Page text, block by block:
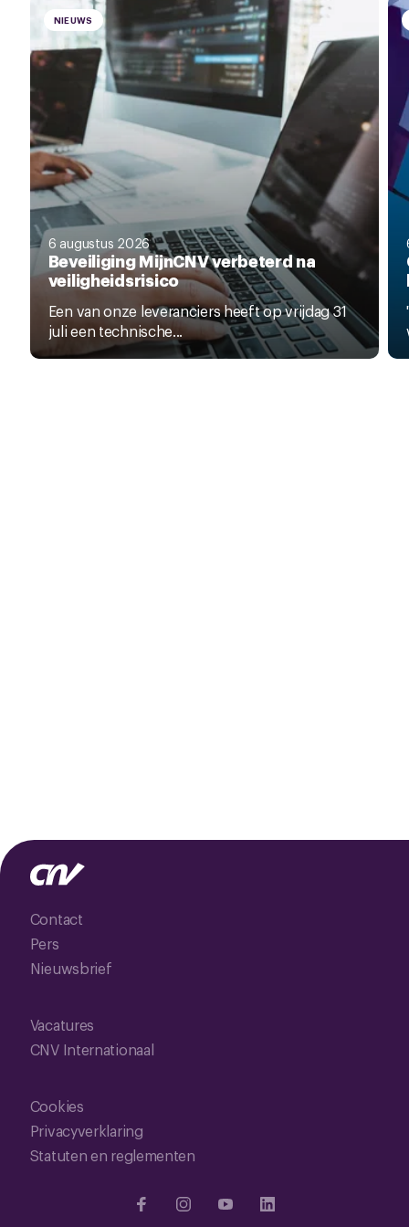
NIEUWS
6 augustus 2026
Beveiliging MijnCNV verbeterd na
veiligheidsrisico
Een van onze leveranciers heeft op vrijdag 31
juli een technische...
Contact
Pers
Nieuwsbrief
Vacatures
CNV Internationaal
Cookies
Privacyverklaring
Statuten en reglementen